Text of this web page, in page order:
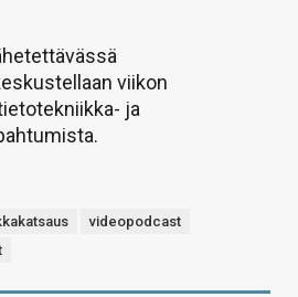
viikon
ja
videopodcast